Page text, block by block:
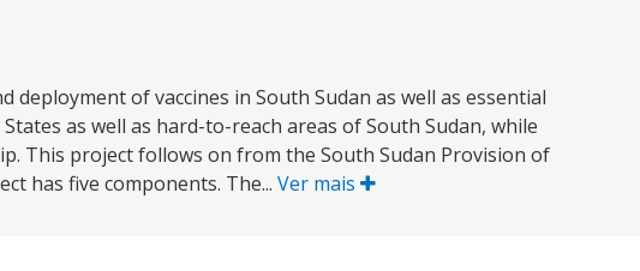
of vaccines in South Sudan as well as essential
as well as hard-to-reach areas of South Sudan, while
This project follows on from the South Sudan Provision of
has five components. The... Ver mais